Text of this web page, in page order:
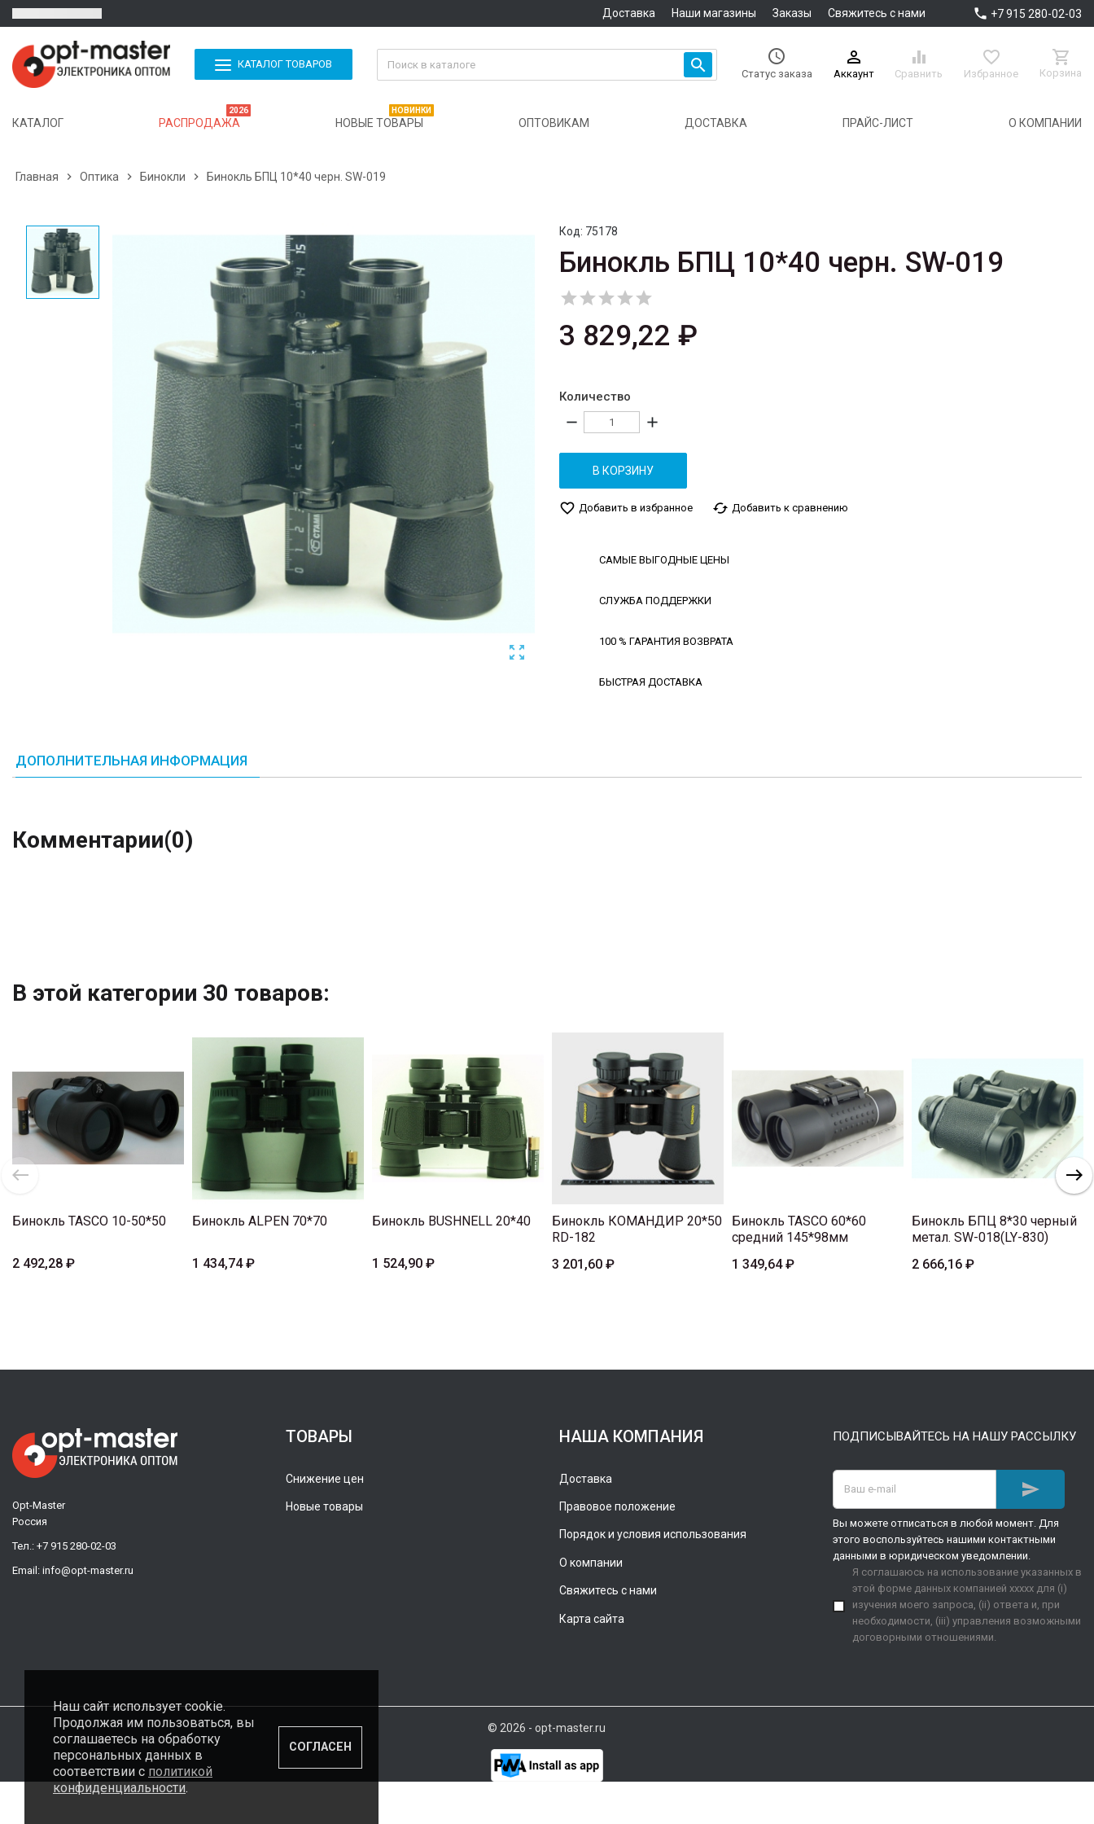
Доставка Наши магазины Заказы Свяжитесь с нами  +7 915 280-02-03
КАТАЛОГ ТОВАРОВ  
Статус заказа

Аккаунт

Сравнить

Избранное

Корзина
КАТАЛОГ РАСПРОДАЖА
2026
НОВЫЕ ТОВАРЫ
НОВИНКИ
ОПТОВИКАМ ДОСТАВКА ПРАЙС-ЛИСТ О КОМПАНИИ
Главная  Оптика  Бинокли  Бинокль БПЦ 10*40 черн. SW-019

Код: 75178
Бинокль БПЦ 10*40 черн. SW-019

3 829,22 ₽
Количество
remove add
В КОРЗИНУ
favorite_border Добавить в избранное cached Добавить к сравнению
САМЫЕ ВЫГОДНЫЕ ЦЕНЫ
СЛУЖБА ПОДДЕРЖКИ
100 % ГАРАНТИЯ ВОЗВРАТА
БЫСТРАЯ ДОСТАВКА
ДОПОЛНИТЕЛЬНАЯ ИНФОРМАЦИЯ
Комментарии(0)
В этой категории 30 товаров:
Бинокль TASCO 10-50*50
2 492,28 ₽
Бинокль ALPEN 70*70
1 434,74 ₽
Бинокль BUSHNELL 20*40
1 524,90 ₽
Бинокль КОМАНДИР 20*50
RD-182
3 201,60 ₽
Бинокль TASCO 60*60
средний 145*98мм
1 349,64 ₽
Бинокль БПЦ 8*30 черный
метал. SW-018(LY-830)
2 666,16 ₽
Opt-Master
Россия
Тел.: +7 915 280-02-03
Email: info@opt-master.ru
ТОВАРЫ
Снижение цен
Новые товары
НАША КОМПАНИЯ
Доставка
Правовое положение
Порядок и условия использования
О компании
Свяжитесь с нами
Карта сайта
ПОДПИСЫВАЙТЕСЬ НА НАШУ РАССЫЛКУ

Вы можете отписаться в любой момент. Для
этого воспользуйтесь нашими контактными
данными в юридическом уведомлении.
Я соглашаюсь на использование указанных в
этой форме данных компанией xxxxx для (i)
изучения моего запроса, (ii) ответа и, при
необходимости, (iii) управления возможными
договорными отношениями.
© 2026 - opt-master.ru
Наш сайт использует cookie.
Продолжая им пользоваться, вы
соглашаетесь на обработку
персональных данных в
соответствии с политикой
конфиденциальности.
СОГЛАСЕН